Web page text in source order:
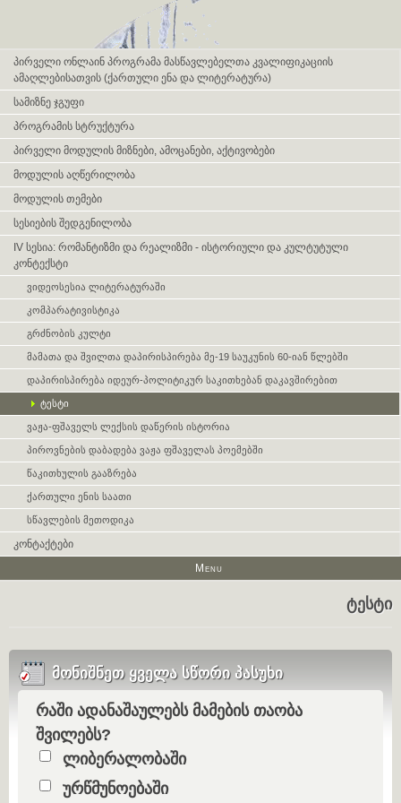
Skip navigation
პირველი ონლაინ პროგრამა მასწავლებელთა კვალიფიკაციის
ამაღლებისათვის (ქართული ენა და ლიტერატურა)
სამიზნე ჯგუფი
პროგრამის სტრუქტურა
პირველი მოდულის მიზნები, ამოცანები, აქტივობები
მოდულის აღწერილობა
მოდულის თემები
სესიების შედგენილობა
IV სესია: რომანტიზმი და რეალიზმი - ისტორიული და კულტუტული
კონტექსტი
ვიდეოსესია ლიტერატურაში
კომპარატივისტიკა
გრძნობის კულტი
მამათა და შვილთა დაპირისპირება მე-19 საუკუნის 60-იან წლებში
დაპირისპირება იდეურ-პოლიტიკურ საკითხებან დაკავშირებით
ტესტი
ვაჟა-ფშაველს ლექსის დაწერის ისტორია
პიროვნების დაბადება ვაჟა ფშაველას პოემებში
წაკითხულის გააზრება
ქართული ენის საათი
სწავლების მეთოდიკა
კონტაქტები
Menu
ტესტი
მონიშნეთ ყველა სწორი პასუხი
Question
რაში ადანაშაულებს მამების თაობა
შვილებს?
Answers
Option 1ლიბერალობაში
Option 2ურწმუნოებაში